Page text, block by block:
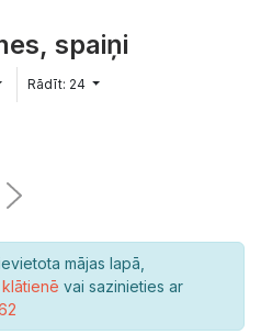
spaiņi
Rādīt: 24
mājas lapā,
vai sazinieties ar